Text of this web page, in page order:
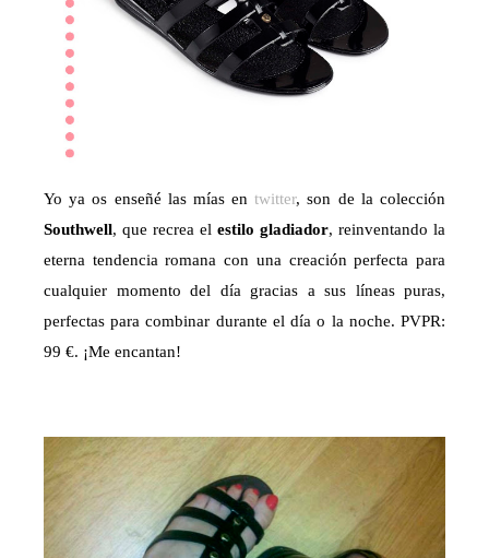
Yo ya os enseñé las mías entwitter, son de la colección
Southwell, que recrea el estilo gladiador, reinventando la
eterna tendencia romana con una creación perfecta para
cualquier momento del día gracias a sus líneas puras,
perfectas para combinar durante el día o la noche. PVPR:
99 €. ¡Me encantan!